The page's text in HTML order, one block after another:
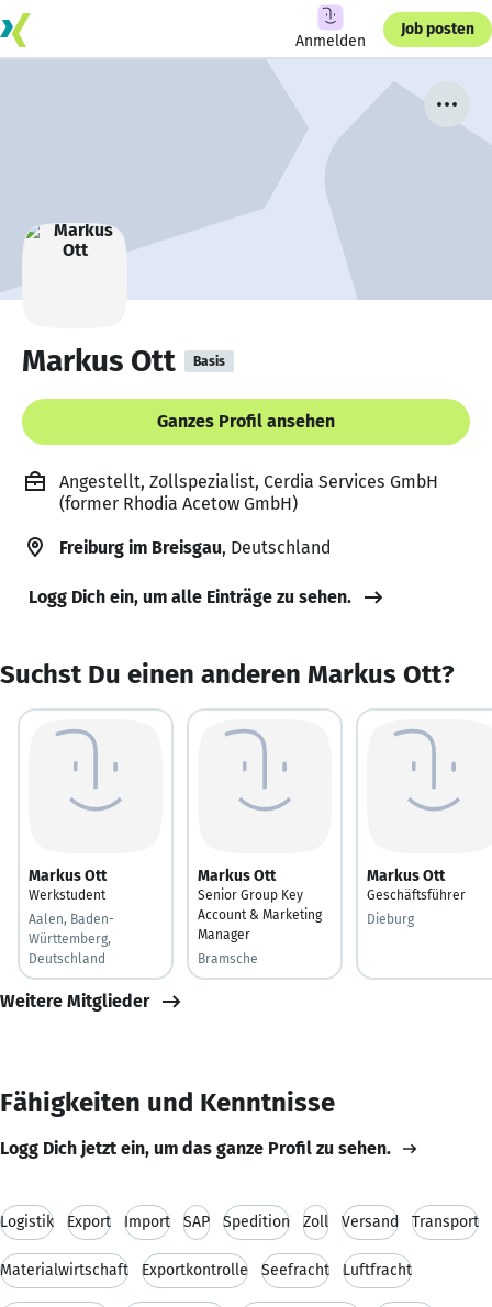
Anmelden
Job posten
Markus Ott Basis
Ganzes Profil ansehen
Angestellt, Zollspezialist, Cerdia Services GmbH
(former Rhodia Acetow GmbH)
Freiburg im Breisgau, Deutschland
Logg Dich ein, um alle Einträge zu sehen.
Suchst Du einen anderen Markus Ott?
Markus Ott
Werkstudent
Aalen, Baden-
Württemberg,
Deutschland
Markus Ott
Senior Group Key
Account & Marketing
Manager
Bramsche
Markus Ott
Geschäftsführer
Dieburg
Weitere Mitglieder
Fähigkeiten und Kenntnisse
Logg Dich jetzt ein, um das ganze Profil zu sehen.
Logistik Export Import SAP Spedition Zoll Versand Transport
Materialwirtschaft Exportkontrolle Seefracht Luftfracht